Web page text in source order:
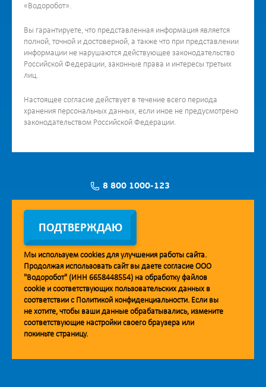
«Водоробот».
Вы гарантируете, что представленная информация является
полной, точной и достоверной, а также что при представлении
информации не нарушаются действующее законодательство
Российской Федерации, законные права и интересы третьих
лиц.
Настоящее согласие действует в течение всего периода
хранения персональных данных, если иное не предусмотрено
законодательством Российской Федерации.
8 800 1000-123
Заявка на установку
Мобильное приложение Vodorobot
ПОДТВЕРЖДАЮ
Мы используем cookiesдля улучшения работы сайта.
Продолжая использовать сайт вы даете согласие ООО
"Водоробот" (ИНН 6658448554) на обработку файлов
cookie и соответствующих пользовательских данных в
соответствии с Политикой конфиденциальности. Если вы
не хотите, чтобы ваши данные обрабатывались, измените
соответствующие настройки своего браузера или
покиньте страницу.